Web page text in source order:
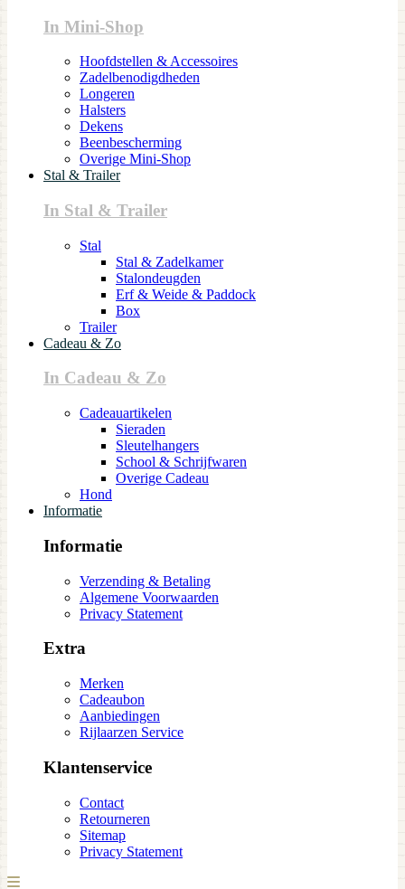
In Mini-Shop
Hoofdstellen & Accessoires
Zadelbenodigdheden
Longeren
Halsters
Dekens
Beenbescherming
Overige Mini-Shop
Stal & Trailer
In Stal & Trailer
Stal
Stal & Zadelkamer
Stalondeugden
Erf & Weide & Paddock
Box
Trailer
Cadeau & Zo
In Cadeau & Zo
Cadeauartikelen
Sieraden
Sleutelhangers
School & Schrijfwaren
Overige Cadeau
Hond
Informatie
Informatie
Verzending & Betaling
Algemene Voorwaarden
Privacy Statement
Extra
Merken
Cadeaubon
Aanbiedingen
Rijlaarzen Service
Klantenservice
Contact
Retourneren
Sitemap
Privacy Statement